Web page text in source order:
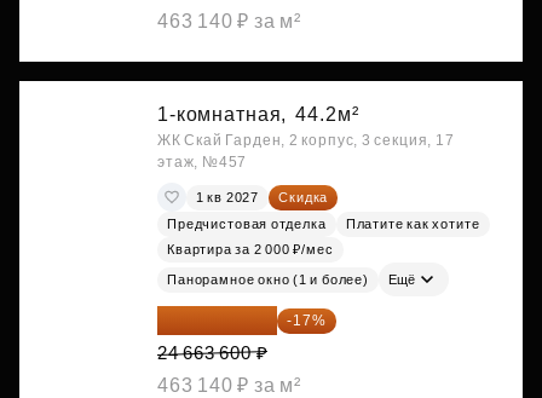
463 140 ₽ за м²
1-комнатная, 44.2м²
ЖК Скай Гарден, 2 корпус, 3 секция, 17
этаж, №457
1 кв 2027
Скидка
Предчистовая отделка
Платите как хотите
Квартира за 2 000 ₽/мес
Панорамное окно (1 и более) Ещё
20 470 788 ₽ -17%
24 663 600 ₽
463 140 ₽ за м²